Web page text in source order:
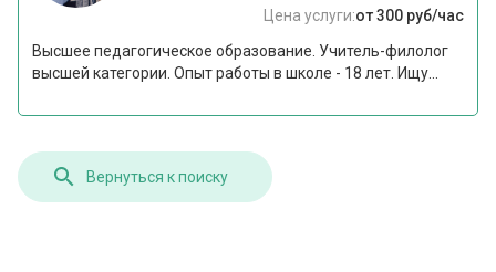
Цена услуги:от 300 руб/час
Высшее педагогическое образование. Учитель-филолог
высшей категории. Опыт работы в школе - 18 лет. Ищу...
Вернуться к поиску